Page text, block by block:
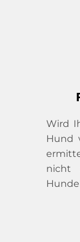
Wird
Hund
nicht